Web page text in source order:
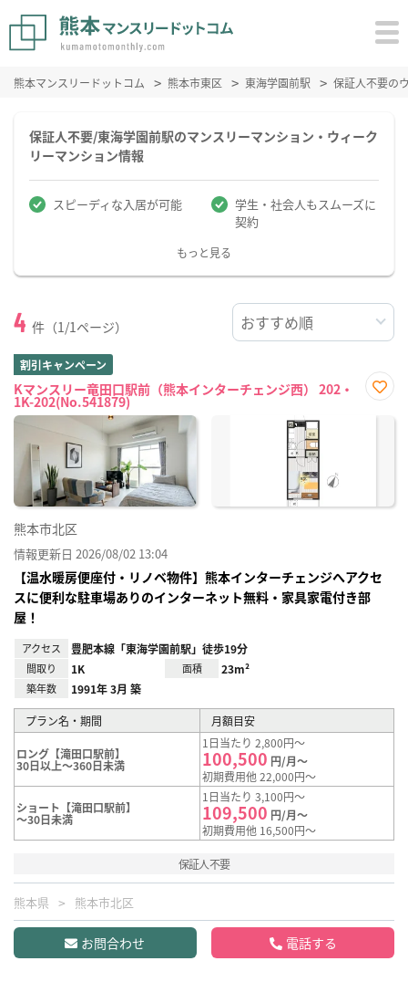
熊本マンスリードットコム 熊本市東区 東海学園前駅 保証人不要の
保証人不要/東海学園前駅のマンスリーマンション・ウィーク
リーマンション情報
スピーディな入居が可能
学生・社会人もスムーズに
契約
もっと見る
4 件（1/1ページ）
割引キャンペーン
Kマンスリー竜田口駅前（熊本インターチェンジ西） 202・
1K-202(No.541879)
に入
熊本市北区
情報更新日 2026/08/02 13:04
【温水暖房便座付・リノベ物件】熊本インターチェンジへアクセ
スに便利な駐車場ありのインターネット無料・家具家電付き部
屋！
アクセス 豊肥本線「東海学園前駅」徒歩19分
間取り 1K 面積 23m²
築年数 1991年 3月 築
プラン名・期間 月額目安
ロング【滝田口駅前】
30日以上～360日未満
1日当たり 2,800円～
100,500 円/月～
初期費用他 22,000円～
ショート【滝田口駅前】
～30日未満
1日当たり 3,100円～
109,500 円/月～
初期費用他 16,500円～
保証人不要
熊本県 熊本市北区
お問合わせ 電話する